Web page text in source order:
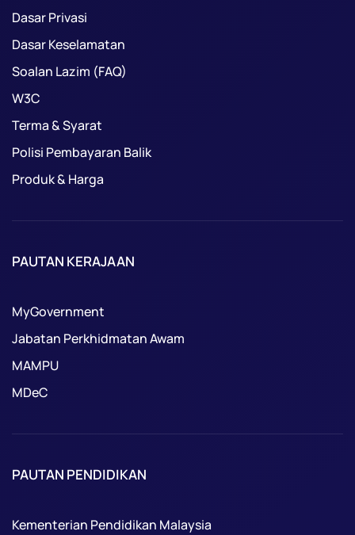
Dasar Privasi
Dasar Keselamatan
Soalan Lazim (FAQ)
W3C
Terma & Syarat
Polisi Pembayaran Balik
Produk & Harga
PAUTAN KERAJAAN
MyGovernment
Jabatan Perkhidmatan Awam
MAMPU
MDeC
PAUTAN PENDIDIKAN
Kementerian Pendidikan Malaysia